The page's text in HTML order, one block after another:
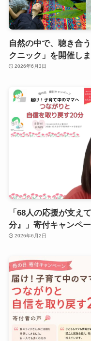
自然の中で、聴き合
クニック」を開催し
2026年6月3日
「68人の応援が支え
分』」寄付キャンペ
2026年6月2日